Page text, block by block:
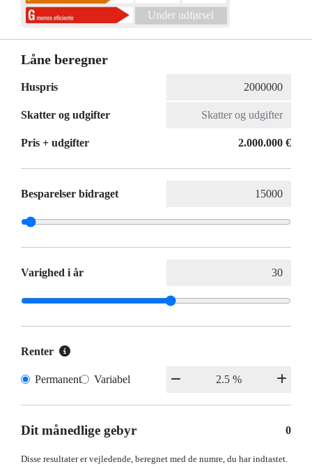
Under udførsel
Låne beregner
Huspris
Skatter og udgifter
Pris + udgifter 2.000.000 €
Besparelser bidraget
Varighed i år
Renter
Permanent Variabel
Dit månedlige gebyr 0
Disse resultater er vejledende, beregnet med de numre, du har indtastet.